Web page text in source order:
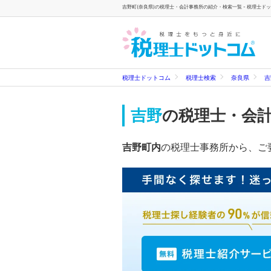
吉野町(奈良県)の税理士・会計事務所の紹介・検索一覧 - 税理士ド
税理士ドットコム 税理士検索 奈良県
吉野の税理士・会
吉野町内の税理士事務所から、